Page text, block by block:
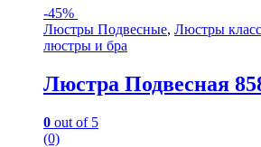
-45%
Люстры Подвесные, Люстры
люстры и бра
Люстра Подвесная
0 out of 5
(0)